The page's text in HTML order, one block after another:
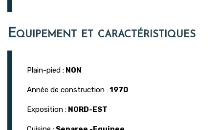
Equipement et caractéristiques
Plain-pied : NON
Année de construction :1970
Exposition : NORD-EST